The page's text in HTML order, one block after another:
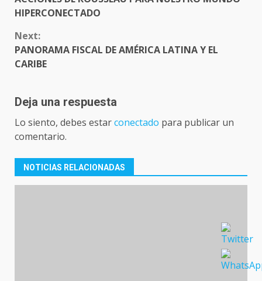
HIPERCONECTADO
Next:
PANORAMA FISCAL DE AMÉRICA LATINA Y EL
CARIBE
Deja una respuesta
Lo siento, debes estarconectado para publicar un
comentario.
NOTICIAS RELACIONADAS